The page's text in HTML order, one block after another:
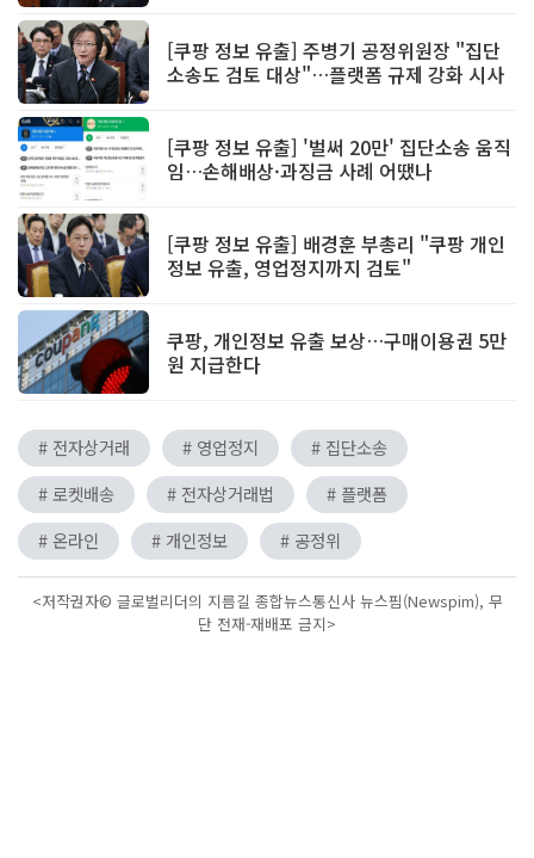
[쿠팡 정보 유출] 주병기 공정위원장 "집단
소송도 검토 대상"…플랫폼 규제 강화 시사
[쿠팡 정보 유출] '벌써 20만' 집단소송 움직
임…손해배상·과징금 사례 어땠나
[쿠팡 정보 유출] 배경훈 부총리 "쿠팡 개인
정보 유출, 영업정지까지 검토"
쿠팡, 개인정보 유출 보상…구매이용권 5만
원 지급한다
# 전자상거래 # 영업정지
# 집단소송
# 로켓배송
# 전자상거래법
# 플랫폼
# 온라인
# 개인정보 # 공정위
<저작권자© 글로벌리더의 지름길 종합뉴스통신사 뉴스핌(Newspim), 무
단 전재-재배포 금지>